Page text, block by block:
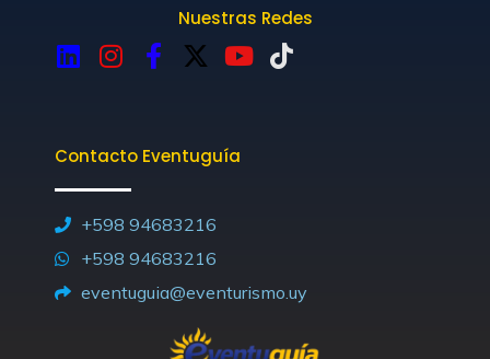
Nuestras Redes
L
e
d
i
n
I
a
g
r
a
m
F
b
o
k
-
f
X
i
t
e
r
Y
u
T
Contacto Eventuguía
+598 94683216
+598 94683216
eventuguia@eventurismo.uy